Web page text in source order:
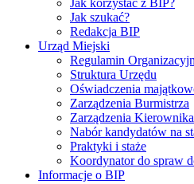
Jak korzystać z BIP?
Jak szukać?
Redakcja BIP
Urząd Miejski
Regulamin
Struktura Urzędu
Oświadczenia
Zarządzenia Burmistrza
Zarządzenia
Nabór kandydatów na
Praktyki i staże
Koordynator do spraw
Informacje o BIP